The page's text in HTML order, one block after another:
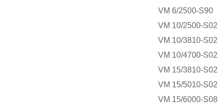
VM 6/2500‑S90
VM 10/2500‑S02
VM 10/3810‑S02
VM 10/4700‑S02
VM 15/3810‑S02
VM 15/5010‑S02
VM 15/6000‑S08